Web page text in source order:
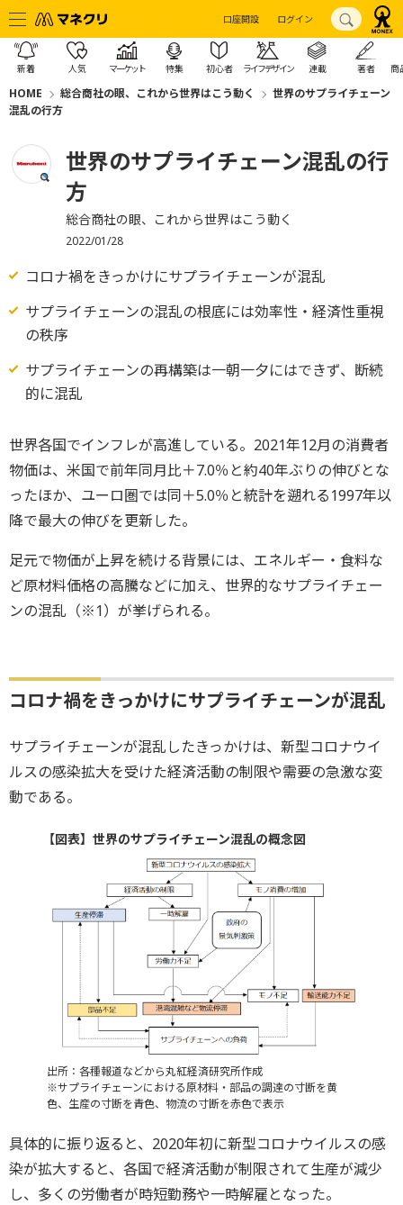
口座開設 ログイン
新着 人気 マーケット 特集 初心者 ライフデザイン 連載 著者 商
HOME 総合商社の眼、これから世界はこう動く
世界のサプライチェーン
混乱の行方
世界のサプライチェーン混乱の行
方
総合商社の眼、これから世界はこう動く
2022/01/28
コロナ禍をきっかけにサプライチェーンが混乱
サプライチェーンの混乱の根底には効率性・経済性重視
の秩序
サプライチェーンの再構築は一朝一夕にはできず、断続
的に混乱
世界各国でインフレが高進している。2021年12月の消費者
物価は、米国で前年同月比＋7.0％と約40年ぶりの伸びとな
ったほか、ユーロ圏では同＋5.0％と統計を遡れる1997年以
降で最大の伸びを更新した。
足元で物価が上昇を続ける背景には、エネルギー・食料な
ど原材料価格の高騰などに加え、世界的なサプライチェー
ンの混乱（※1）が挙げられる。
コロナ禍をきっかけにサプライチェーンが混乱
サプライチェーンが混乱したきっかけは、新型コロナウイ
ルスの感染拡大を受けた経済活動の制限や需要の急激な変
動である。
【図表】世界のサプライチェーン混乱の概念図
出所：各種報道などから丸紅経済研究所作成
※サプライチェーンにおける原材料・部品の調達の寸断を黄
色、生産の寸断を青色、物流の寸断を赤色で表示
具体的に振り返ると、2020年初に新型コロナウイルスの感
染が拡大すると、各国で経済活動が制限されて生産が減少
し、多くの労働者が時短勤務や一時解雇となった。